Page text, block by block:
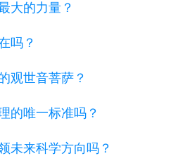
大的力量？
吗？
观世音菩萨？
的唯一标准吗？
未来科学方向吗？